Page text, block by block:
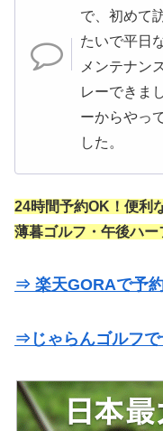
で、初めて
たいで平日
メンテナン
レーできま
ーからやっ
した。
24時間予約OK！便利
薄暮ゴルフ・午後ハー
⇒ 楽天GORAで予約
⇒じゃらんゴルフで